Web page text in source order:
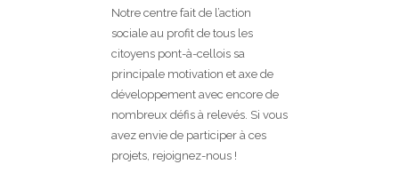
Notre centre fait de l’action
sociale au profit de tous les
citoyens pont-à-cellois sa
principale motivation et axe de
développement avec encore de
nombreux défis à relevés. Si vous
avez envie de participer à ces
projets, rejoignez-nous !